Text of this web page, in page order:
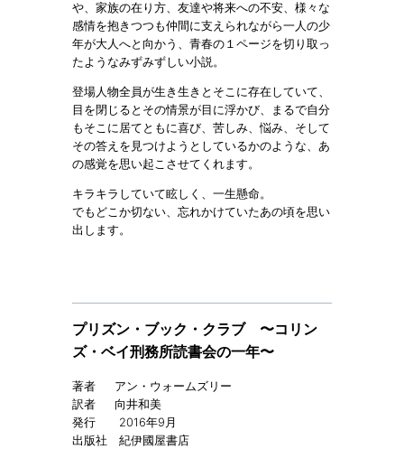
や、家族の在り方、友達や将来への不安、様々な
感情を抱きつつも仲間に支えられながら一人の少
年が大人へと向かう、青春の１ページを切り取っ
たようなみずみずしい小説。
登場人物全員が生き生きとそこに存在していて、
目を閉じるとその情景が目に浮かび、まるで自分
もそこに居てともに喜び、苦しみ、悩み、そして
その答えを見つけようとしているかのような、あ
の感覚を思い起こさせてくれます。
キラキラしていて眩しく、一生懸命。
でもどこか切ない、忘れかけていたあの頃を思い
出します。
プリズン・ブック・クラブ 〜コリン
ズ・ベイ刑務所読書会の一年〜
著者 アン・ウォームズリー
訳者 向井和美
発行 2016年9月
出版社 紀伊國屋書店